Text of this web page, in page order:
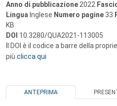
Anno di pubblicazione 2022
Lingua Inglese Numero pagine 33
KB
DOI 10.3280/QUA2021-113005
Il DOI è il codice a barre della
più clicca qui
ANTEPRIMA